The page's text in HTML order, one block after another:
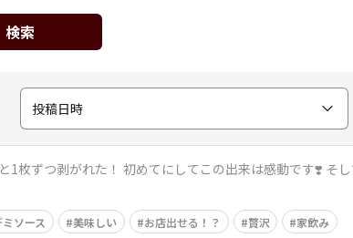
検索
投稿日時
ずつ剥がれた！ 初めてにしてこの出来は感動です❣️ そ
ミソース 美味しい お店出せる！？ 贅沢 家飲み